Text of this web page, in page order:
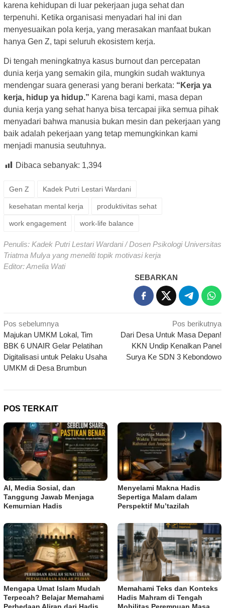
karena kehidupan di luar pekerjaan juga sehat dan
terpenuhi. Ketika organisasi menyadari hal ini dan
menyesuaikan pola kerja, yang merasakan manfaat bukan
hanya Gen Z, tapi seluruh ekosistem kerja.
Di tengah meningkatnya kasus burnout dan percepatan
dunia kerja yang semakin gila, mungkin sudah waktunya
mendengar suara generasi yang berani berkata: “Kerja ya
kerja, hidup ya hidup.” Karena bagi kami, masa depan
dunia kerja yang sehat hanya bisa tercapai jika semua pihak
menyadari bahwa manusia bukan mesin dan pekerjaan yang
baik adalah pekerjaan yang tetap memungkinkan kami
menjadi manusia seutuhnya.
Dibaca sebanyak: 1,394
Gen Z Kadek Putri Lestari Wardani
kesehatan mental kerja produktivitas sehat
work engagement work-life balance
Penulis: Kadek Putri Lestari Wardani / Dosen Psikologi Universitas
Triatma Mulya yang meneliti topik motivasi kerja
Editor: Amelia Wati
SEBARKAN
Navigasi
pos
Pos sebelumnya
Majukan UMKM Lokal, Tim
BBK 6 UNAIR Gelar Pelatihan
Digitalisasi untuk Pelaku Usaha
UMKM di Desa Brumbun
Pos berikutnya
Dari Desa Untuk Masa Depan!
KKN Undip Kenalkan Panel
Surya Ke SDN 3 Kebondowo
POS TERKAIT
AI, Media Sosial, dan
Tanggung Jawab Menjaga
Kemurnian Hadis
Menyelami Makna Hadis
Sepertiga Malam dalam
Perspektif Mu’tazilah
Mengapa Umat Islam Mudah
Terpecah? Belajar Memahami
Perbedaan Aliran dari Hadis
Memahami Teks dan Konteks
Hadis Mahram di Tengah
Mobilitas Perempuan Masa